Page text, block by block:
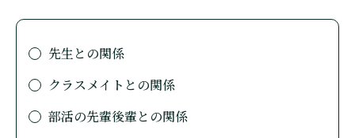
先生との関係
クラスメイトとの関係
部活の先輩後輩との関係